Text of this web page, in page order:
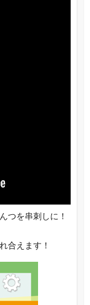
つを串刺しに！
合えます！